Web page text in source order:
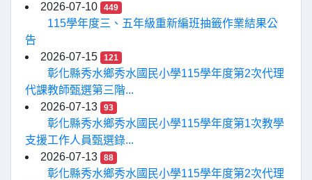
2026-07-10
449
115學年度三、五年級重新編班抽籤作業結果公
告
2026-07-15
121
彰化縣秀水鄉秀水國民小學115學年度第2次代理
代課教師甄選第三階...
2026-07-13
93
彰化縣秀水鄉秀水國民小學115學年度第1次教學
支援工作人員甄選錄...
2026-07-13
88
彰化縣秀水鄉秀水國民小學115學年度第2次代理